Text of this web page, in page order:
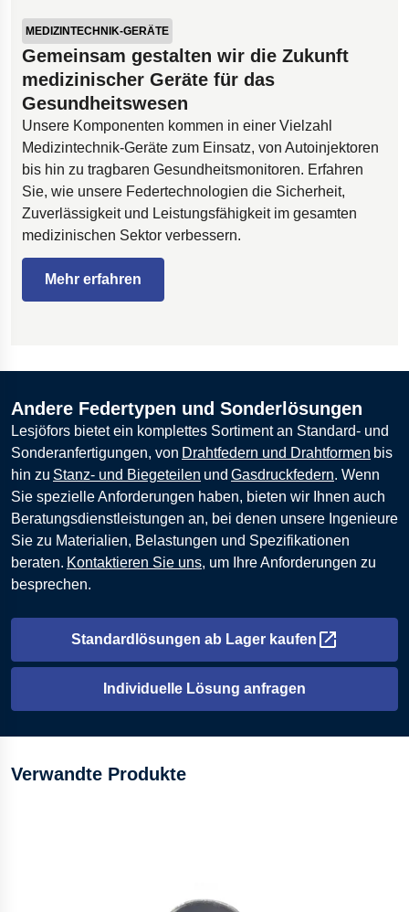
MEDIZINTECHNIK-GERÄTE
Gemeinsam gestalten wir die Zukunft
medizinischer Geräte für das
Gesundheitswesen
Unsere Komponenten kommen in einer Vielzahl
Medizintechnik-Geräte zum Einsatz, von Autoinjektoren
bis hin zu tragbaren Gesundheitsmonitoren. Erfahren
Sie, wie unsere Federtechnologien die Sicherheit,
Zuverlässigkeit und Leistungsfähigkeit im gesamten
medizinischen Sektor verbessern.
Mehr erfahren
Andere Federtypen und Sonderlösungen
Lesjöfors bietet ein komplettes Sortiment an Standard- und
Sonderanfertigungen, von Drahtfedern und Drahtformen bis
hin zu Stanz- und Biegeteilen und Gasdruckfedern. Wenn
Sie spezielle Anforderungen haben, bieten wir Ihnen auch
Beratungsdienstleistungen an, bei denen unsere Ingenieure
Sie zu Materialien, Belastungen und Spezifikationen
beraten. Kontaktieren Sie uns, um Ihre Anforderungen zu
besprechen.
Standardlösungen ab Lager kaufen
Öffnet in einem neuen Tab
Individuelle Lösung anfragen
Verwandte Produkte